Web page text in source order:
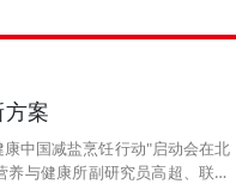
案
中国减盐烹饪行动"启动会在北
与健康所副研究员高超、联合